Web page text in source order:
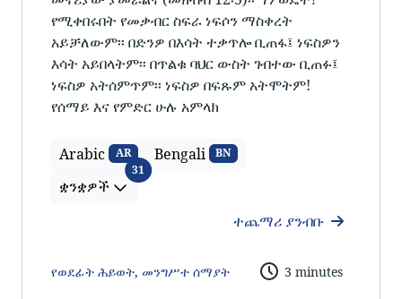
የሚቀበሩበት የመቃብር ስፍራ ነፍሶን ማስቀረት
አይቻለውም፡፡ በድንዎ በእሳት ተቃጥሎ ቢጠፋ፤ ነፍስዎን
እሳት አይበላትም፡፡ በጥልቁ ባህር ውስት ገብተው ቢጠፉ፤
ነፍስዎ አትሰምጥም፡፡ ነፍስዎ በፍጹም አትሞትም!
የሰማይ እና የምድር ሁሉ አምላክ
Arabic AR Bengali BN
ቋንቋዎች
31 ቋንቋዎች
ተጨማሪ ያንብቡ
የወደፊት ሕይወት, መንግሥተ ሰማያት 3 minutes